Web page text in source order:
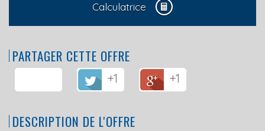
Calculatrice
PARTAGER CETTE OFFRE
+1 +1
DESCRIPTION DE L'OFFRE